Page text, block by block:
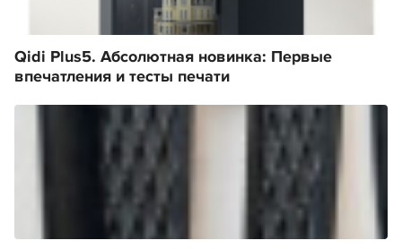
Qidi Plus5. Абсолютная новинка: Первые
впечатления и тесты печати